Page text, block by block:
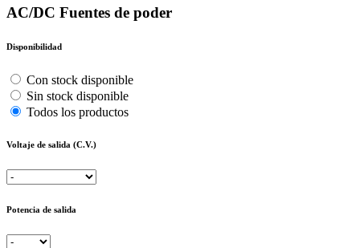
AC/DC Fuentes de poder
Disponibilidad
Con stock disponible
Sin stock disponible
Todos los productos
Voltaje de salida (C.V.)
Potencia de salida